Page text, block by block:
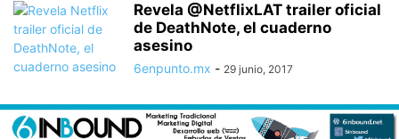
Revela @NetflixLAT trailer oficial
de DeathNote, el cuaderno
asesino
6enpunto.mx - 29 junio, 2017